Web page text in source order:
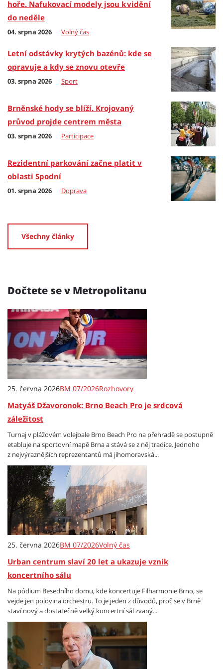
hoře. Nafukovací modely jsou k vidění
do neděle
04. srpna 2026 Volný čas
Letní odstávky krytých bazénů: kde se
opravuje a kdy se znovu otevře
03. srpna 2026 Sport
Brněnské hody se blíží. Krojovaný
průvod projde centrem města
03. srpna 2026 Participace
Rezidentní parkování začne platit v
oblasti Spodní
01. srpna 2026 Doprava
Všechny články
Dočtete se v Metropolitanu
25. června 2026BM 07/2026Rozhovory
Matyáš Džavoronok: Brno Beach Pro je srdcová
záležitost
Turnaj v plážovém volejbale Brno Beach Pro na přehradě se postupně
etabluje na sportovní mapě Brna a stává se z něj tradice. Jednoho
z nejvýraznějších reprezentantů má jihomoravská...
25. června 2026BM 07/2026Volný čas
Urban centrum slaví 20 let a ukazuje vznik
koncertního sálu
Na pódium Besedního domu, kde koncertuje Filharmonie Brno, se
vejde jen polovina orchestru. To je jeden z důvodů, proč se v Brně
staví nový a dostatečně velký koncertní sál zvaný...